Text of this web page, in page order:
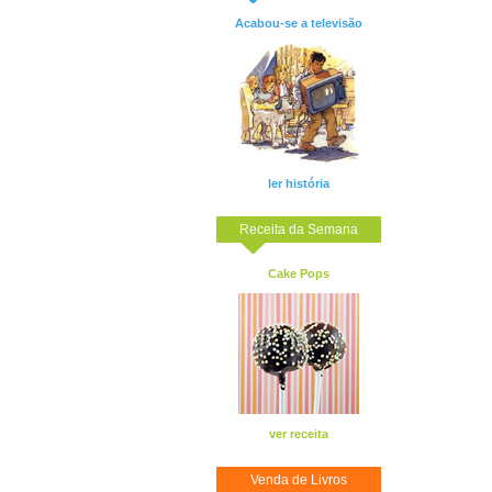
Acabou-se a televisão
ler história
Receita da Semana
Cake Pops
ver receita
Venda de Livros